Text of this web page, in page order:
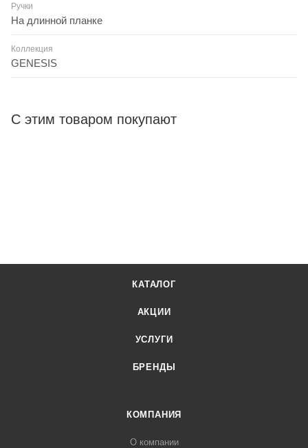
Ручки
На длинной планке
Коллекция
GENESIS
С этим товаром покупают
КАТАЛОГ
АКЦИИ
УСЛУГИ
БРЕНДЫ
КОМПАНИЯ
О компании